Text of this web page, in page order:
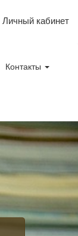
Личный кабинет
Контакты